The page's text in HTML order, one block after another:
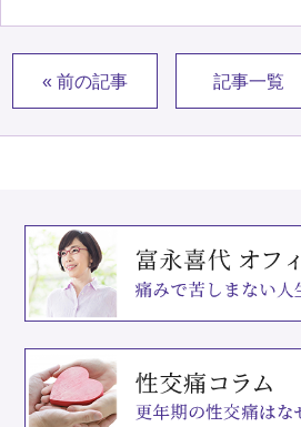
« 前の記事 記事一覧